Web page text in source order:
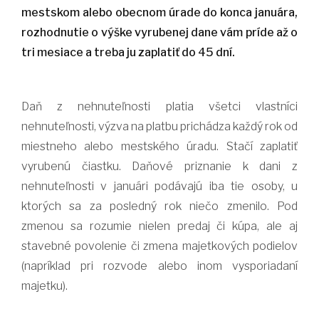
mestskom alebo obecnom úrade do konca januára,
rozhodnutie o výške vyrubenej dane vám príde až o
tri mesiace a treba ju zaplatiť do 45 dní.
Daň z nehnuteľnosti platia všetci vlastníci
nehnuteľnosti, výzva na platbu prichádza každý rok od
miestneho alebo mestského úradu. Stačí zaplatiť
vyrubenú čiastku. Daňové priznanie k dani z
nehnuteľnosti v januári podávajú iba tie osoby, u
ktorých sa za posledný rok niečo zmenilo. Pod
zmenou sa rozumie nielen predaj či kúpa, ale aj
stavebné povolenie či zmena majetkových podielov
(napríklad pri rozvode alebo inom vysporiadaní
majetku).